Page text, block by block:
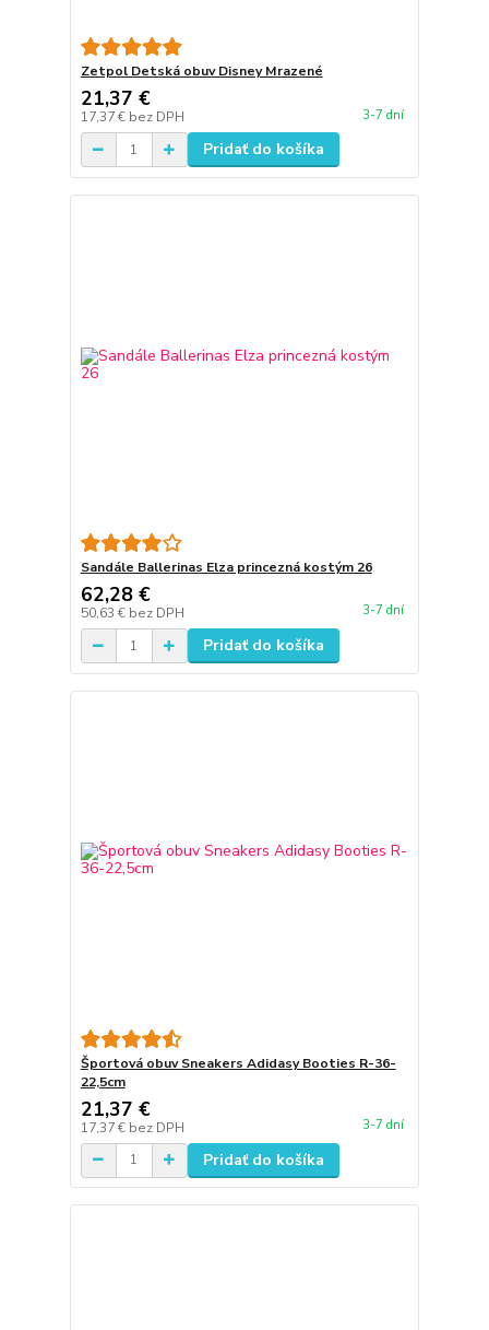
Zetpol Detská obuv Disney Mrazené
21,37 €
17,37 € bez DPH 3-7 dní
Pridať do košíka
Sandále Ballerinas Elza princezná kostým 26
62,28 €
50,63 € bez DPH 3-7 dní
Pridať do košíka
Športová obuv Sneakers Adidasy Booties R-36-
22,5cm
21,37 €
17,37 € bez DPH 3-7 dní
Pridať do košíka